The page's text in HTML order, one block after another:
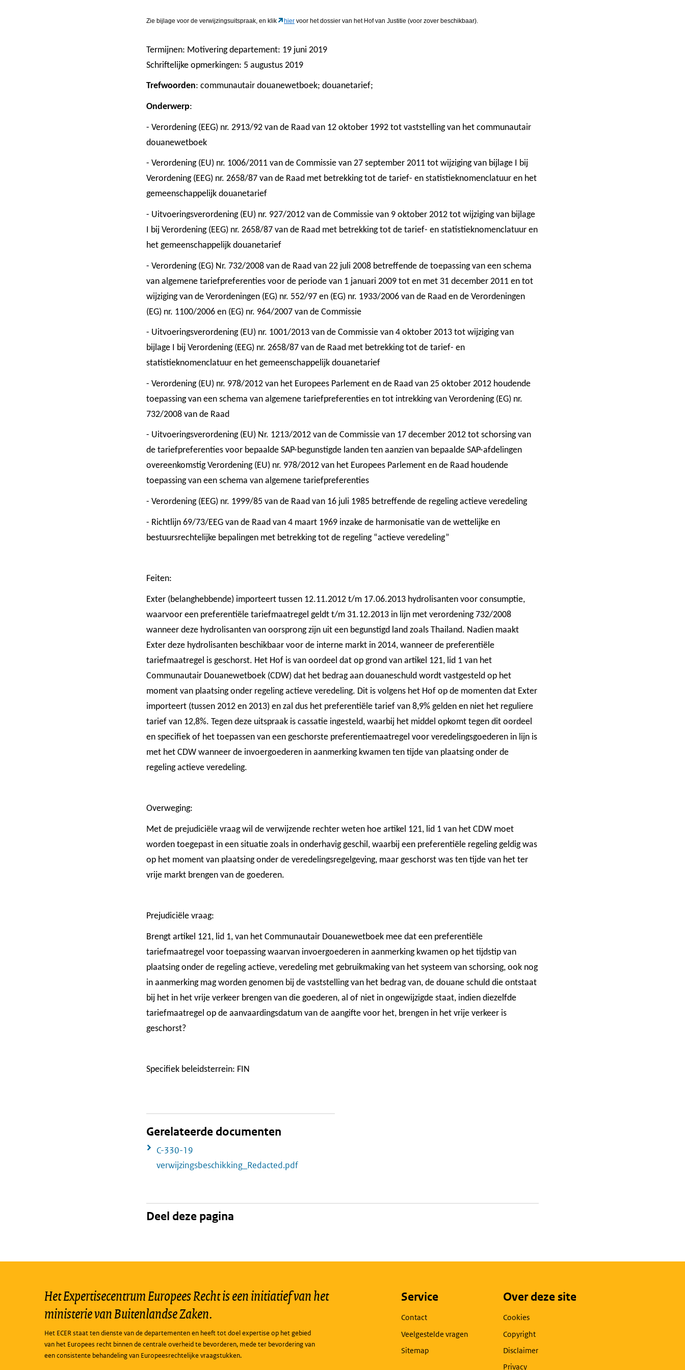
Zie bijlage voor de verwijzingsuitspraak, en klik hier voor het dossier van het Hof van Justitie (voor zover beschikbaar).
Termijnen: Motivering departement: 19 juni 2019
Schriftelijke opmerkingen: 5 augustus 2019
Trefwoorden: communautair douanewetboek; douanetarief;
Onderwerp:
- Verordening (EEG) nr. 2913/92 van de Raad van 12 oktober 1992 tot vaststelling van het communautair
douanewetboek
- Verordening (EU) nr. 1006/2011 van de Commissie van 27 september 2011 tot wijziging van bijlage I bij
Verordening (EEG) nr. 2658/87 van de Raad met betrekking tot de tarief- en statistieknomenclatuur en het
gemeenschappelijk douanetarief
- Uitvoeringsverordening (EU) nr. 927/2012 van de Commissie van 9 oktober 2012 tot wijziging van bijlage
I bij Verordening (EEG) nr. 2658/87 van de Raad met betrekking tot de tarief- en statistieknomenclatuur en
het gemeenschappelijk douanetarief
- Verordening (EG) Nr. 732/2008 van de Raad van 22 juli 2008 betreffende de toepassing van een schema
van algemene tariefpreferenties voor de periode van 1 januari 2009 tot en met 31 december 2011 en tot
wijziging van de Verordeningen (EG) nr. 552/97 en (EG) nr. 1933/2006 van de Raad en de Verordeningen
(EG) nr. 1100/2006 en (EG) nr. 964/2007 van de Commissie
- Uitvoeringsverordening (EU) nr. 1001/2013 van de Commissie van 4 oktober 2013 tot wijziging van
bijlage I bij Verordening (EEG) nr. 2658/87 van de Raad met betrekking tot de tarief- en
statistieknomenclatuur en het gemeenschappelijk douanetarief
- Verordening (EU) nr. 978/2012 van het Europees Parlement en de Raad van 25 oktober 2012 houdende
toepassing van een schema van algemene tariefpreferenties en tot intrekking van Verordening (EG) nr.
732/2008 van de Raad
- Uitvoeringsverordening (EU) Nr. 1213/2012 van de Commissie van 17 december 2012 tot schorsing van
de tariefpreferenties voor bepaalde SAP-begunstigde landen ten aanzien van bepaalde SAP-afdelingen
overeenkomstig Verordening (EU) nr. 978/2012 van het Europees Parlement en de Raad houdende
toepassing van een schema van algemene tariefpreferenties
- Verordening (EEG) nr. 1999/85 van de Raad van 16 juli 1985 betreffende de regeling actieve veredeling
- Richtlijn 69/73/EEG van de Raad van 4 maart 1969 inzake de harmonisatie van de wettelijke en
bestuursrechtelijke bepalingen met betrekking tot de regeling “actieve veredeling”
Feiten:
Exter (belanghebbende) importeert tussen 12.11.2012 t/m 17.06.2013 hydrolisanten voor consumptie,
waarvoor een preferentiële tariefmaatregel geldt t/m 31.12.2013 in lijn met verordening 732/2008
wanneer deze hydrolisanten van oorsprong zijn uit een begunstigd land zoals Thailand. Nadien maakt
Exter deze hydrolisanten beschikbaar voor de interne markt in 2014, wanneer de preferentiële
tariefmaatregel is geschorst. Het Hof is van oordeel dat op grond van artikel 121, lid 1 van het
Communautair Douanewetboek (CDW) dat het bedrag aan douaneschuld wordt vastgesteld op het
moment van plaatsing onder regeling actieve veredeling. Dit is volgens het Hof op de momenten dat Exter
importeert (tussen 2012 en 2013) en zal dus het preferentiële tarief van 8,9% gelden en niet het reguliere
tarief van 12,8%. Tegen deze uitspraak is cassatie ingesteld, waarbij het middel opkomt tegen dit oordeel
en specifiek of het toepassen van een geschorste preferentiemaatregel voor veredelingsgoederen in lijn is
met het CDW wanneer de invoergoederen in aanmerking kwamen ten tijde van plaatsing onder de
regeling actieve veredeling.
Overweging:
Met de prejudiciële vraag wil de verwijzende rechter weten hoe artikel 121, lid 1 van het CDW moet
worden toegepast in een situatie zoals in onderhavig geschil, waarbij een preferentiële regeling geldig was
op het moment van plaatsing onder de veredelingsregelgeving, maar geschorst was ten tijde van het ter
vrije markt brengen van de goederen.
Prejudiciële vraag:
Brengt artikel 121, lid 1, van het Communautair Douanewetboek mee dat een preferentiële
tariefmaatregel voor toepassing waarvan invoergoederen in aanmerking kwamen op het tijdstip van
plaatsing onder de regeling actieve, veredeling met gebruikmaking van het systeem van schorsing, ook nog
in aanmerking mag worden genomen bij de vaststelling van het bedrag van, de douane schuld die ontstaat
bij het in het vrije verkeer brengen van die goederen, al of niet in ongewijzigde staat, indien diezelfde
tariefmaatregel op de aanvaardingsdatum van de aangifte voor het, brengen in het vrije verkeer is
geschorst?
Specifiek beleidsterrein: FIN
Gerelateerde documenten
C-330-19
verwijzingsbeschikking_Redacted.pdf
Deel deze pagina
Het Expertisecentrum Europees Recht is een initiatief van het
ministerie van Buitenlandse Zaken.
Het ECER staat ten dienste van de departementen en heeft tot doel expertise op het gebied
van het Europees recht binnen de centrale overheid te bevorderen, mede ter bevordering van
een consistente behandeling van Europeesrechtelijke vraagstukken.
Service
Contact
Veelgestelde vragen
Sitemap
Over deze site
Cookies
Copyright
Disclaimer
Privacy